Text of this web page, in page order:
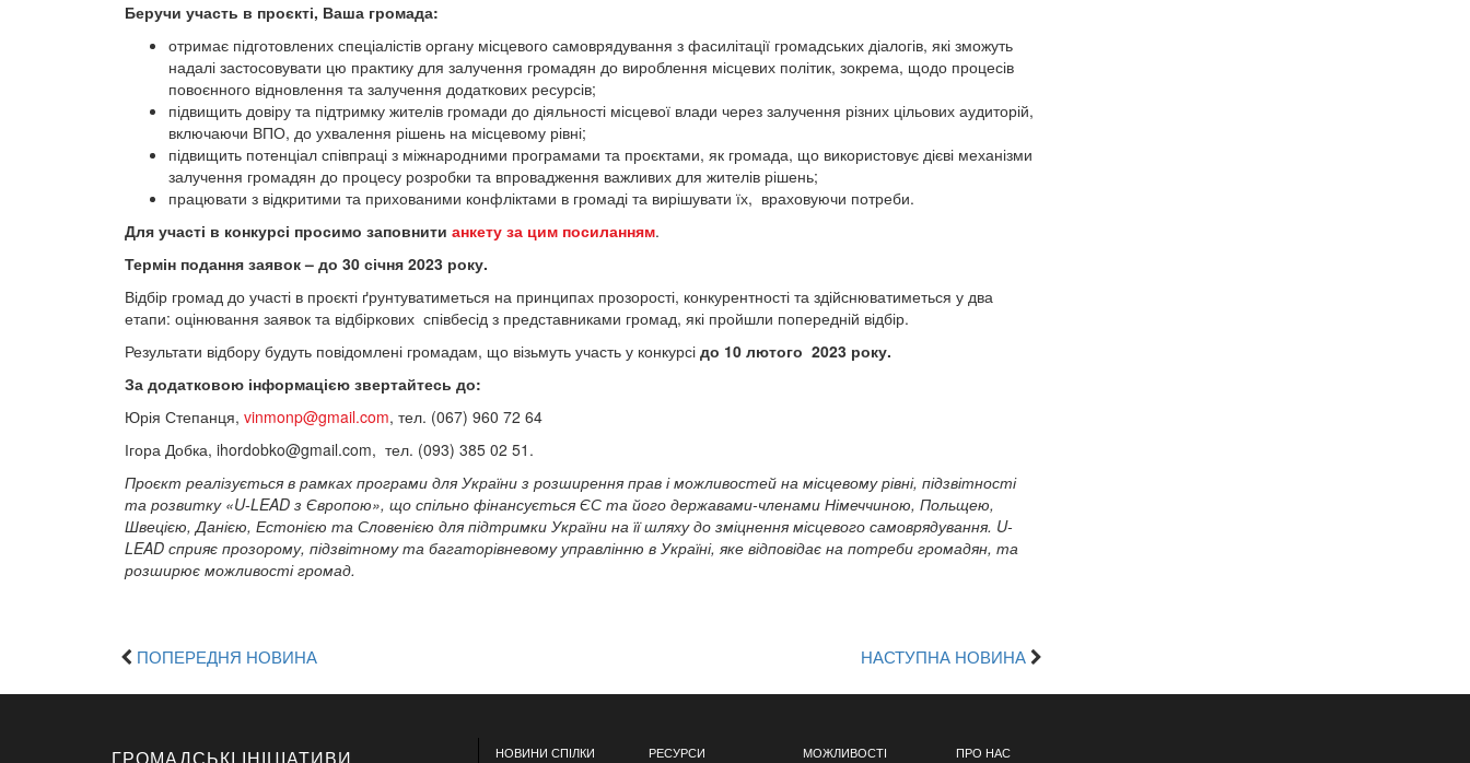
Беручи участь в проєкті, Ваша громада:
отримає підготовлених спеціалістів органу місцевого самоврядування з фасилітації громадських діалогів, які зможуть
надалі застосовувати цю практику для залучення громадян до вироблення місцевих політик, зокрема, щодо процесів
повоєнного відновлення та залучення додаткових ресурсів;
підвищить довіру та підтримку жителів громади до діяльності місцевої влади через залучення різних цільових аудиторій,
включаючи ВПО, до ухвалення рішень на місцевому рівні;
підвищить потенціал співпраці з міжнародними програмами та проєктами, як громада, що використовує дієві механізми
залучення громадян до процесу розробки та впровадження важливих для жителів рішень;
працювати з відкритими та прихованими конфліктами в громаді та вирішувати їх, враховуючи потреби.
Для участі в конкурсі просимо заповнити анкету за цим посиланням.
Термін подання заявок – до 30 січня 2023 року.
Відбір громад до участі в проєкті ґрунтуватиметься на принципах прозорості, конкурентності та здійснюватиметься у два
етапи: оцінювання заявок та відбіркових співбесід з представниками громад, які пройшли попередній відбір.
Результати відбору будуть повідомлені громадам, що візьмуть участь у конкурсі до 10 лютого 2023 року.
За додатковою інформацією звертайтесь до:
Юрія Степанця, vinmonp@gmail.com, тел. (067) 960 72 64
Ігора Добка, ihordobko@gmail.com, тел. (093) 385 02 51.
Проєкт реалізується в рамках програми для України з розширення прав і можливостей на місцевому рівні, підзвітності
та розвитку «U-LEAD з Європою», що спільно фінансується ЄС та його державами-членами Німеччиною, Польщею,
Швецією, Данією, Естонією та Словенією для підтримки України на її шляху до зміцнення місцевого самоврядування. U-
LEAD сприяє прозорому, підзвітному та багаторівневому управлінню в Україні, яке відповідає на потреби громадян, та
розширює можливості громад.
ПОПЕРЕДНЯ НОВИНА НАСТУПНА НОВИНА
ГРОМАДСЬКІ ІНІЦІАТИВИ НОВИНИ СПІЛКИ РЕСУРСИ МОЖЛИВОСТІ ПРО НАС